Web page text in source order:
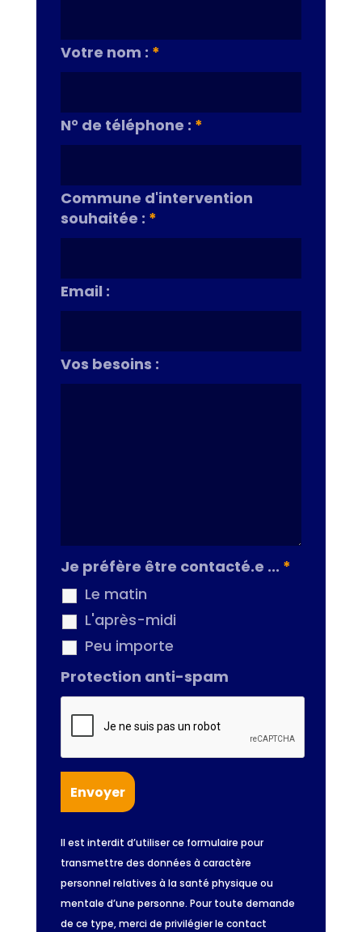
Votre nom : *
N° de téléphone : *
Commune d'intervention
souhaitée : *
Email :
Vos besoins :
Je préfère être contacté.e ... *
Le matin
L'après-midi
Peu importe
Protection anti-spam
Il est interdit d’utiliser ce formulaire pour
transmettre des données à caractère
personnel relatives à la santé physique ou
mentale d’une personne. Pour toute demande
de ce type, merci de privilégier le contact